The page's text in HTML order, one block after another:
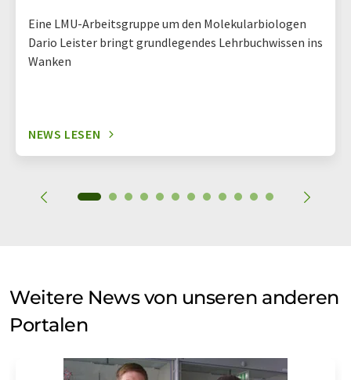
Eine LMU-Arbeitsgruppe um den Molekularbiologen
Dario Leister bringt grundlegendes Lehrbuchwissen ins
Wanken
NEWS LESEN
Weitere News von unseren anderen
Portalen